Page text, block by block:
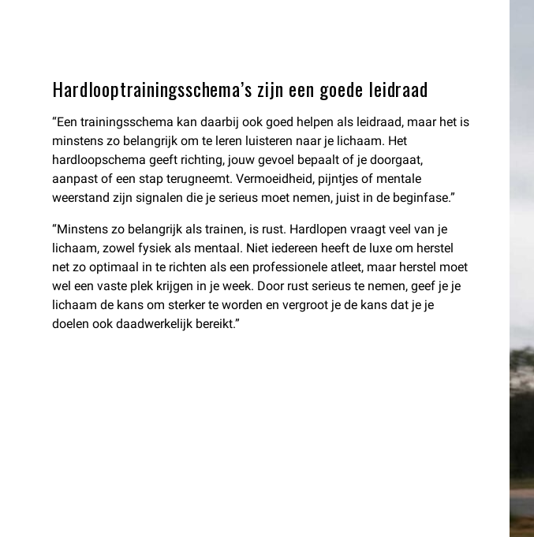
Hardlooptrainingsschema’s zijn een goede leidraad
“Een trainingsschema kan daarbij ook goed helpen als leidraad, maar het is
minstens zo belangrijk om te leren luisteren naar je lichaam. Het
hardloopschema geeft richting, jouw gevoel bepaalt of je doorgaat,
aanpast of een stap terugneemt. Vermoeidheid, pijntjes of mentale
weerstand zijn signalen die je serieus moet nemen, juist in de beginfase.”
“Minstens zo belangrijk als trainen, is rust. Hardlopen vraagt veel van je
lichaam, zowel fysiek als mentaal. Niet iedereen heeft de luxe om herstel
net zo optimaal in te richten als een professionele atleet, maar herstel moet
wel een vaste plek krijgen in je week. Door rust serieus te nemen, geef je je
lichaam de kans om sterker te worden en vergroot je de kans dat je je
doelen ook daadwerkelijk bereikt.”